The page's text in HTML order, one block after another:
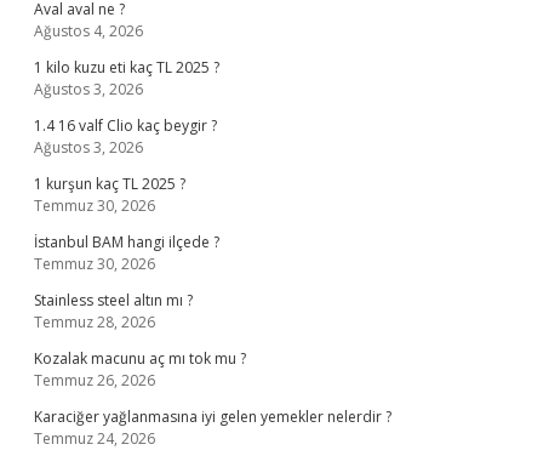
Aval aval ne ?
Ağustos 4, 2026
1 kilo kuzu eti kaç TL 2025 ?
Ağustos 3, 2026
1.4 16 valf Clio kaç beygir ?
Ağustos 3, 2026
1 kurşun kaç TL 2025 ?
Temmuz 30, 2026
İstanbul BAM hangi ilçede ?
Temmuz 30, 2026
Stainless steel altın mı ?
Temmuz 28, 2026
Kozalak macunu aç mı tok mu ?
Temmuz 26, 2026
Karaciğer yağlanmasına iyi gelen yemekler nelerdir ?
Temmuz 24, 2026